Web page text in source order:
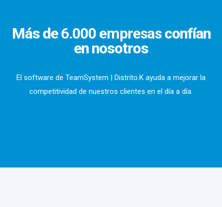
Más de6.000 empresasconfían
en nosotros
El software de TeamSystem | Distrito.K ayuda a mejorar la
competitividad de nuestros clientes en el día a día.